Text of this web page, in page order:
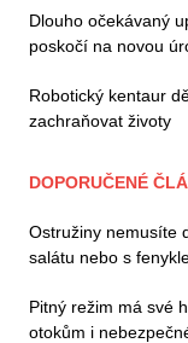
Dlouho očekávaný
poskočí na novou
Robotický kentaur
zachraňovat životy
DOPORUČENÉ
Ostružiny nemusíte
salátu nebo s
Pitný režim má své
otokům i